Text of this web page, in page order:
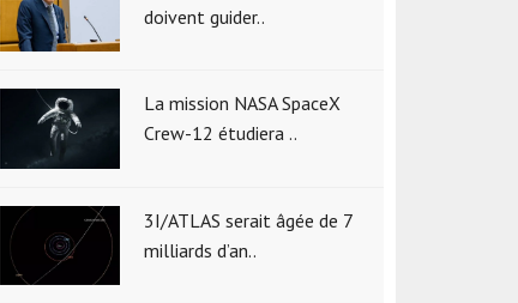
doivent guider..
La mission NASA SpaceX
Crew-12 étudiera ..
3I/ATLAS serait âgée de 7
milliards d’an..